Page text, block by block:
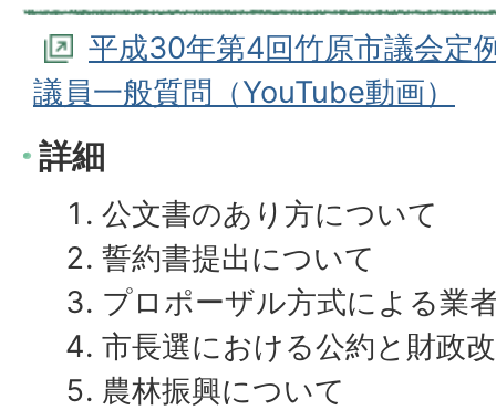
平成30年第4回竹原市議会定
議員一般質問（YouTube動画）
詳細
公文書のあり方について
誓約書提出について
プロポーザル方式による業
市長選における公約と財政
農林振興について